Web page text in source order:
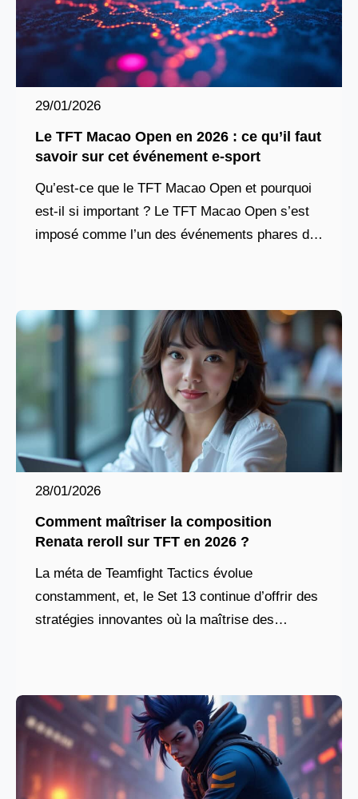
29/01/2026
Le TFT Macao Open en 2026 : ce qu’il faut
savoir sur cet événement e-sport
Qu’est-ce que le TFT Macao Open et pourquoi
est-il si important ? Le TFT Macao Open s’est
imposé comme l’un des événements phares du
28/01/2026
Comment maîtriser la composition
Renata reroll sur TFT en 2026 ?
La méta de Teamfight Tactics évolue
constamment, et, le Set 13 continue d’offrir des
stratégies innovantes où la maîtrise des